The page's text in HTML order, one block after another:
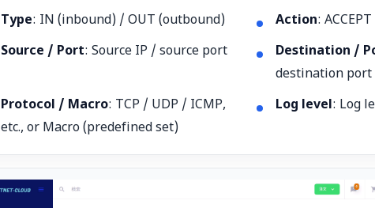
Type: IN (inbound) / OUT (outbound) Action:
Source / Port: Source IP / source port Destination /
destination port
Protocol / Macro: TCP / UDP / ICMP,
etc., or Macro (predefined set)
Log level: Log